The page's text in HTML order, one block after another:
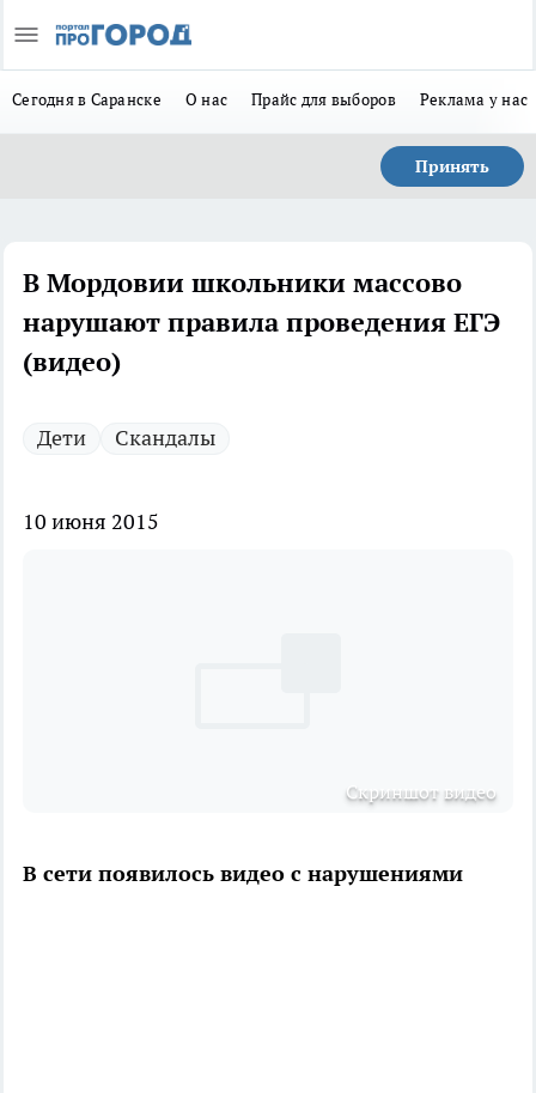
Сегодня в Саранске О нас Прайс для выборов Реклама у нас
Принять
В Мордовии школьники массово
нарушают правила проведения ЕГЭ
(видео)
Дети Скандалы
10 июня 2015
Скриншот видео
В сети появилось видео с нарушениями